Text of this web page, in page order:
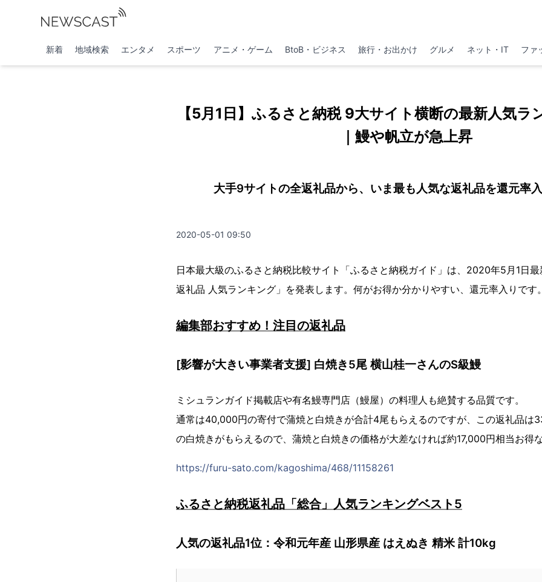
新着 地域検索 エンタメ スポーツ アニメ・ゲーム BtoB・ビジネス 旅行・お出かけ グルメ ネット・IT ファ
【5月1日】ふるさと納税 9大サイト横断の最新人気ラ
｜鰻や帆立が急上昇
大手9サイトの全返礼品から、いま最も人気な返礼品を還元率
2020-05-01 09:50
日本最大級のふるさと納税比較サイト「ふるさと納税ガイド」は、2020年5月1日
返礼品 人気ランキング」を発表します。何がお得か分かりやすい、還元率入りです
編集部おすすめ！注目の返礼品
[影響が大きい事業者支援] 白焼き5尾 横山桂一さんのS級鰻
ミシュランガイド掲載店や有名鰻専門店（鰻屋）の料理人も絶賛する品質です。
通常は40,000円の寄付で蒲焼と白焼きが合計4尾もらえるのですが、この返礼品は
の白焼きがもらえるので、蒲焼と白焼きの価格が大差なければ約17,000円相当お得
https://furu-sato.com/kagoshima/468/11158261
ふるさと納税返礼品「総合」人気ランキングベスト5
人気の返礼品1位：令和元年産 山形県産 はえぬき 精米 計10kg